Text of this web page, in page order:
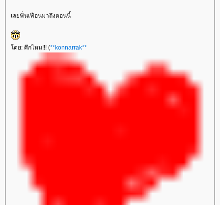
เลยฟั่นเฟือนมาถึงตอนนี้
โดย: ศึกไหม!!! (**konnarrak**